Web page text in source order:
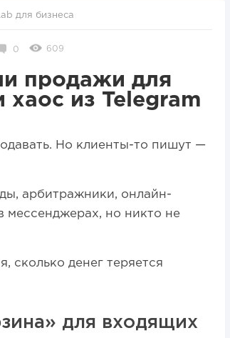
для бизнеса
0 609
продажи для
хаос из Telegram
Но клиенты-то пишут —
арбитражники, онлайн-
мессенджерах, но никто не
сколько денег теряется
для входящих